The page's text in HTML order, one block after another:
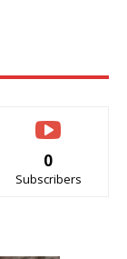
0
Subscribers